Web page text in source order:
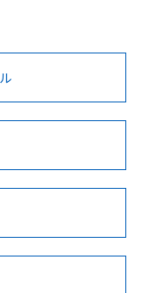
以上、m: 28mm
上、m: 28mm以
、以下を必ずお読
Cr(VI)
型式承認
ランス
KR型式
（韓国
No
/適合状況ページへ
らご検索ください